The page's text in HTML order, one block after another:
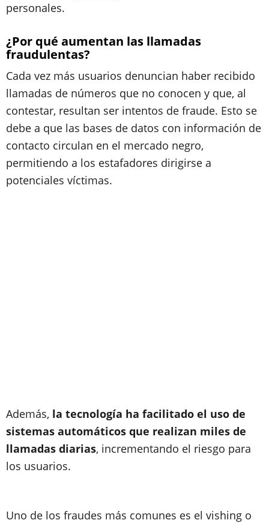
personales.
¿Por qué aumentan las llamadas
fraudulentas?
Cada vez más usuarios denuncian haber recibido
llamadas de números que no conocen y que, al
contestar, resultan ser intentos de fraude. Esto se
debe a que las bases de datos con información de
contacto circulan en el mercado negro,
permitiendo a los estafadores dirigirse a
potenciales víctimas.
Además, la tecnología ha facilitado el uso de
sistemas automáticos que realizan miles de
llamadas diarias, incrementando el riesgo para
los usuarios.
Uno de los fraudes más comunes es el vishing o